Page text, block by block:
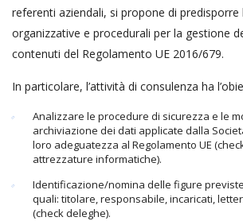
referenti aziendali, si propone di predisporre
organizzative e procedurali per la gestione
contenuti del Regolamento UE 2016/679.
In particolare, l’attività di consulenza ha
Analizzare le procedure di sicurezza e le
archiviazione dei dati applicate dalla
loro adeguatezza al Regolamento UE
attrezzature informatiche).
Identificazione/nomina delle figure
quali: titolare, responsabile, incaricati,
(check deleghe).